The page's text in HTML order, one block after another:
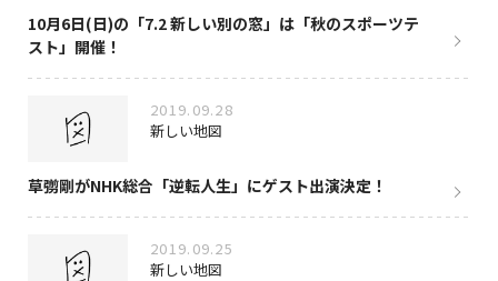
10月6日(日)の「7.2 新しい別の窓」は「秋のスポーツテ
スト」開催！
2019.09.28
新しい地図
草彅剛がNHK総合「逆転人生」にゲスト出演決定！
2019.09.25
新しい地図